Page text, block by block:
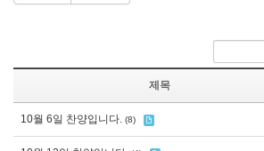
제목
10월 6일 찬양입니다. (8)